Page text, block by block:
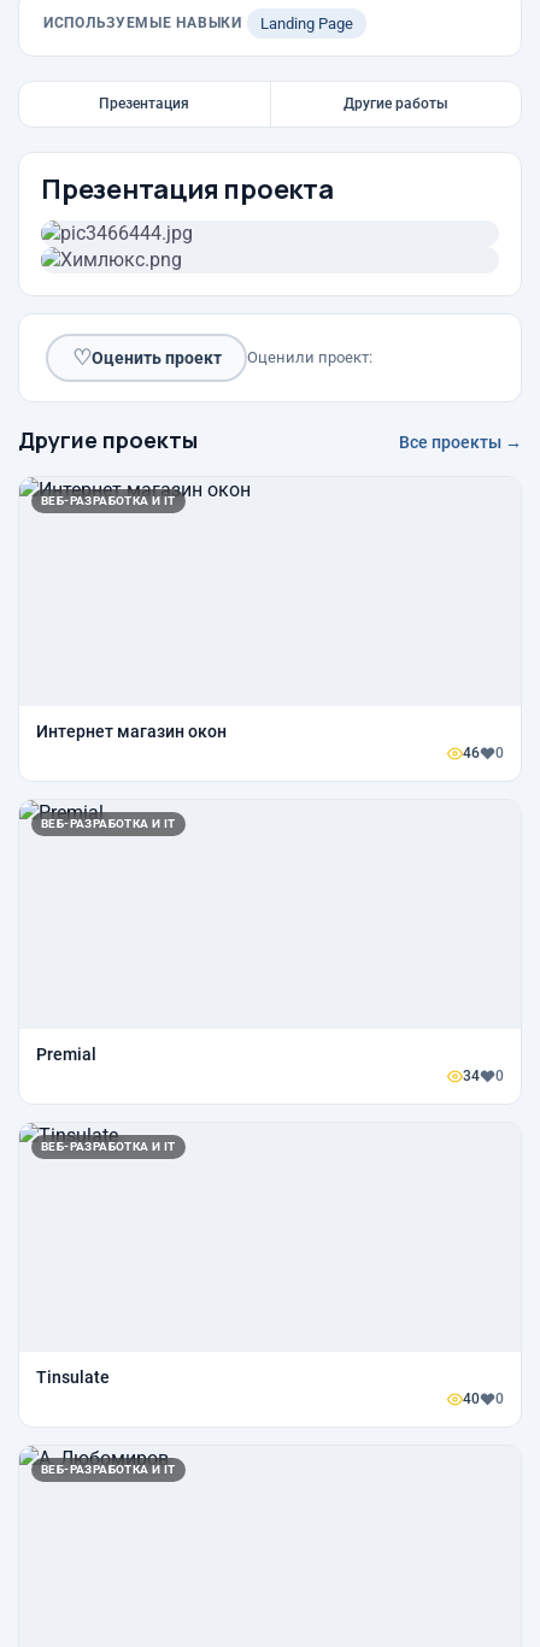
ИСПОЛЬЗУЕМЫЕ НАВЫКИ Landing Page
Презентация Другие работы
Презентация проекта
♡Оценить проект Оценили проект:
Другие проекты Все проекты →
ВЕБ-РАЗРАБОТКА И IT
Интернет магазин окон
46 0
ВЕБ-РАЗРАБОТКА И IT
Premial
34 0
ВЕБ-РАЗРАБОТКА И IT
Tinsulate
40 0
ВЕБ-РАЗРАБОТКА И IT